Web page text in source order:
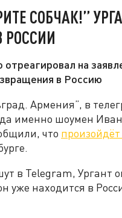
СОБЧАК!”
РОССИИ
на
в Россию
Армения”, в
именно шоумен
что
в Telegram, Ургант
уже находится в